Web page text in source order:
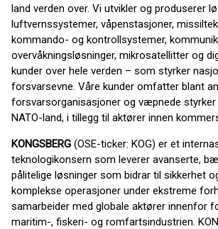
land verden over. Vi utvikler og produserer
luftvernssystemer, våpenstasjoner,
kommando- og kontrollsystemer,
overvåkningsløsninger, mikrosatellitter og
kunder over hele verden – som styrker
forsvarsevne. Våre kunder omfatter blant
forsvarsorganisasjoner og væpnede styrker
NATO-land, i tillegg til aktører innen
KONGSBERG (OSE-ticker: KOG) er et
teknologikonsern som leverer avanserte,
pålitelige løsninger som bidrar til sikkerhet
komplekse operasjoner under ekstreme
samarbeider med globale aktører innenfor
maritim-, fiskeri- og romfartsindustrien.